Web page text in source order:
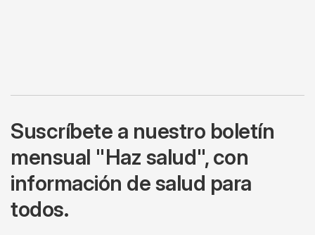
Suscríbete a nuestro boletín
mensual "Haz salud", con
información de salud para
todos.